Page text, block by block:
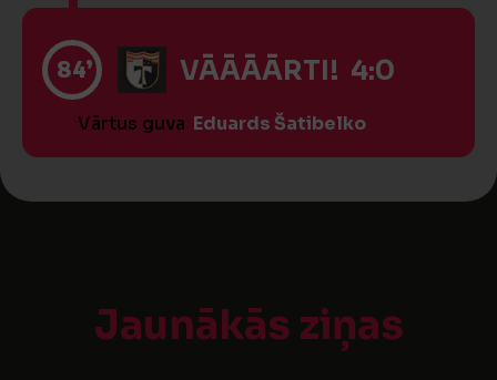
84’ VĀĀĀĀRTI! 4:0
Vārtus guva Eduards Šatibelko
Jaunākās ziņas